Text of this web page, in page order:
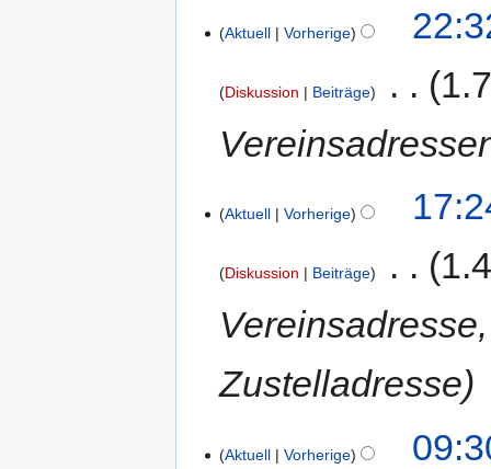
Aktuell Vorherige
Diskussion Beiträge
Aktuell Vorherige
Diskussion Beiträge
Zustelladresse
Aktuell Vorherige